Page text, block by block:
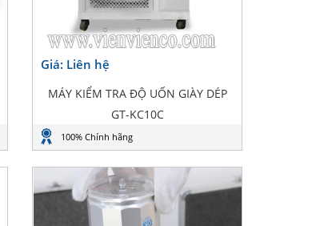
Giá: Liên hệ
MÁY KIỂM TRA ĐỘ UỐN GIÀY DÉP
GT-KC10C
100% Chính hãng